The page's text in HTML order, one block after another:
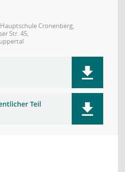
Cronenberg,
Str. 45,
Teil